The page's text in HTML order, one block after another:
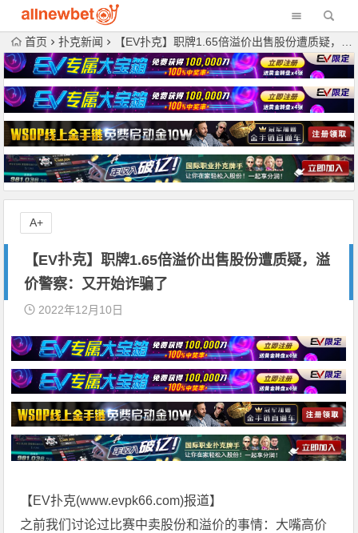
首页 扑克新闻 【EV扑克】职牌1.65倍溢价出售股份遭质疑，溢价警察：又开始诈骗了
【EV扑克】职牌1.65倍溢价出售股份遭质疑，溢
价警察：又开始诈骗了
2022年12月10日
【EV扑克(www.evpk66.com)报道】
之前我们讨论过比赛中卖股份和溢价的事情：大嘴高价
A+